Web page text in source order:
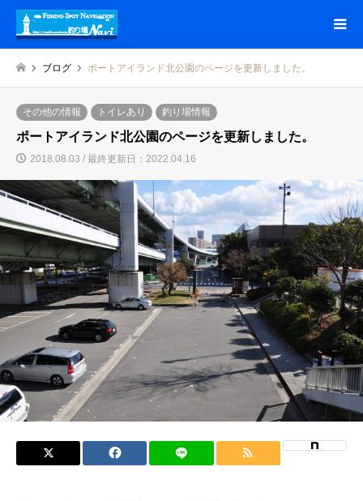
ブログ ポートアイランド北公園のページを更新しました。
その他の情報 トイレあり 釣り場情報
ポートアイランド北公園のページを更新しました。
2018.08.03 / 最終更新日：2022.04.16